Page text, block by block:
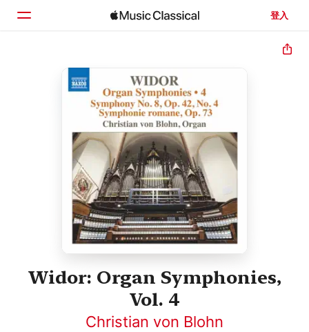
登入
Widor: Organ Symphonies,
Vol. 4
Christian von Blohn